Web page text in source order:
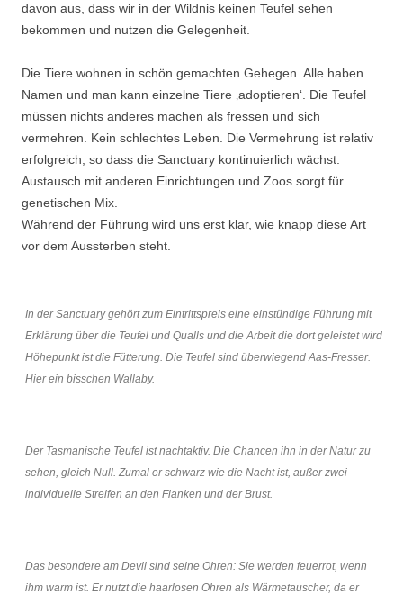
davon aus, dass wir in der Wildnis keinen Teufel sehen
bekommen und nutzen die Gelegenheit.
Die Tiere wohnen in schön gemachten Gehegen. Alle haben
Namen und man kann einzelne Tiere ‚adoptieren‘. Die Teufel
müssen nichts anderes machen als fressen und sich
vermehren. Kein schlechtes Leben. Die Vermehrung ist relativ
erfolgreich, so dass die Sanctuary kontinuierlich wächst.
Austausch mit anderen Einrichtungen und Zoos sorgt für
genetischen Mix.
Während der Führung wird uns erst klar, wie knapp diese Art
vor dem Aussterben steht.
In der Sanctuary gehört zum Eintrittspreis eine einstündige Führung mit
Erklärung über die Teufel und Qualls und die Arbeit die dort geleistet wird
Höhepunkt ist die Fütterung. Die Teufel sind überwiegend Aas-Fresser.
Hier ein bisschen Wallaby.
Der Tasmanische Teufel ist nachtaktiv. Die Chancen ihn in der Natur zu
sehen, gleich Null. Zumal er schwarz wie die Nacht ist, außer zwei
individuelle Streifen an den Flanken und der Brust.
Das besondere am Devil sind seine Ohren: Sie werden feuerrot, wenn
ihm warm ist. Er nutzt die haarlosen Ohren als Wärmetauscher, da er